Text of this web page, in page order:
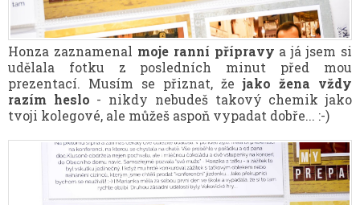
Honza zaznamenal moje ranní přípravy a já jsem si
udělala fotku z posledních minut před mou
prezentací. Musím se přiznat, žejako žena vždy
razím heslo - nikdy nebudeš takový chemik jako
tvoji kolegové, ale můžeš aspoň vypadat dobře... :-)